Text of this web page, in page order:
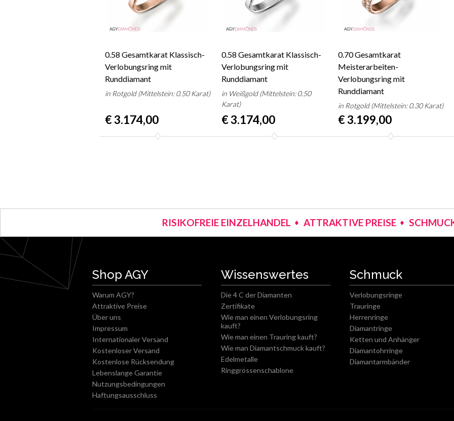
0.58 Gesamtkarat Klassisch-
Verlobungsring mit
Runddiamant
in Rotgold (Mittelstein: 0.50 Karat)
€ 3.174,00
0.58 Gesamtkarat Klassisch-
Verlobungsring mit
Runddiamant
in Weißgold (Mittelstein: 0.50
Karat)
€ 3.174,00
0.70 Gesamtkarat
Meisterarbeiten-
Verlobungsring mit
Runddiamant
in Rotgold (Mittelstein: 0.30 Karat)
€ 3.199,00
RISIKOFREIE EINZELHANDEL ATTRAKTIVE PREISE
Shop AGY
Warum AGY?
Attraktive Preise
Über uns
Impressum
Internationaler Versand
Kostenloser Versand
Kostenlose Rücksendung
Lebenslange Garantie
Nutzungsbedingungen
Haftungsausschluss
Wissenswertes
Die 4 C der Diamanten
Zertifikate
Wie man einen Verlobungsring
kauft?
Wie man einen Trauring kauft?
Wie man Diamantschmuck kauft?
Edelmetalle
Ringgrössenschablone
Schmuck
Verlobungsringe
Trauringe
Herrenringe
Diamantringe
Ketten und Anhänger
Diamantohrringe
Diamantarmbänder